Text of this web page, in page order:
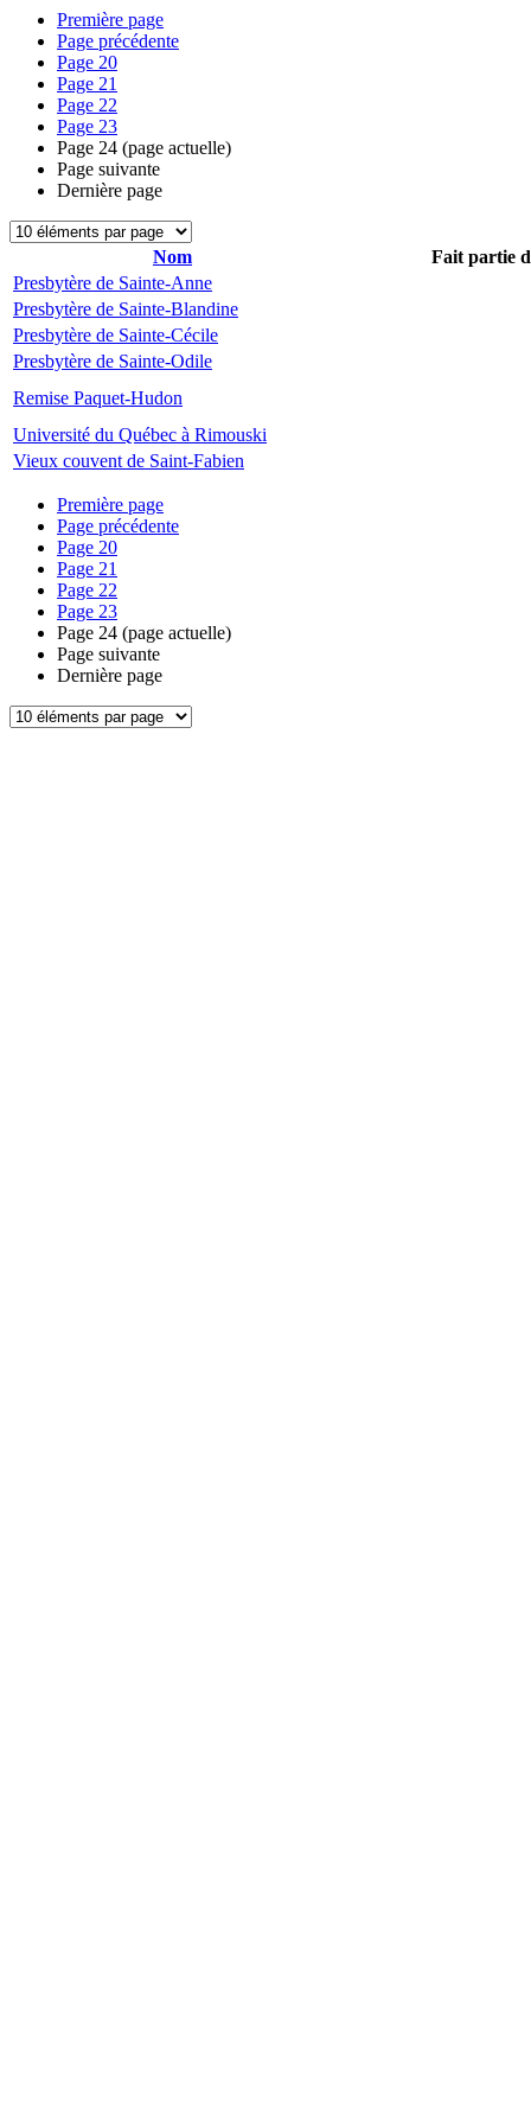
Première page
Page précédente
Page 20
Page 21
Page 22
Page 23
Page 24 (page actuelle)
Page suivante
Dernière page
Nom
Fait partie
Presbytère de Sainte-Anne
Presbytère de Sainte-Blandine
Presbytère de Sainte-Cécile
Presbytère de Sainte-Odile
Remise Paquet-Hudon
Université du Québec à Rimouski
Vieux couvent de Saint-Fabien
Première page
Page précédente
Page 20
Page 21
Page 22
Page 23
Page 24 (page actuelle)
Page suivante
Dernière page